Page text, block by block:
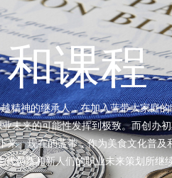
课程
精神的继承人，在加入蓝带大家庭
未来的可能性发挥到极致。而创办
来。现在的蓝带，作为美食文化普及
创造和新人们的职业未来策划所继